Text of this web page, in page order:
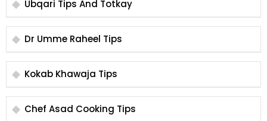
Ubqari Tips And Totkay
Dr Umme Raheel Tips
Kokab Khawaja Tips
Chef Asad Cooking Tips